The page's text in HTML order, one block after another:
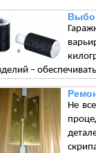
–
Не